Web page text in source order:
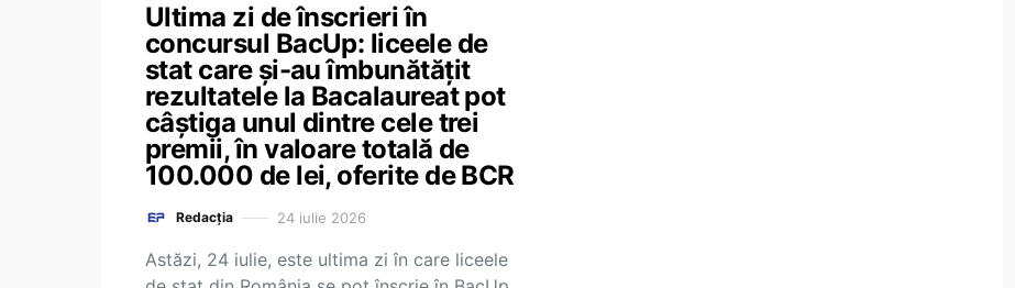
Ultima zi de înscrieri în
concursul BacUp: liceele de
stat care și-au îmbunătățit
rezultatele la Bacalaureat pot
câștiga unul dintre cele trei
premii, în valoare totală de
100.000 de lei, oferite de BCR
Redacția 24 iulie 2026
Astăzi, 24 iulie, este ultima zi în care liceele